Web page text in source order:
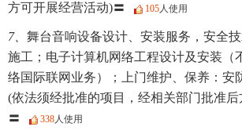
方可开展经营活动)〓
105人使用
7、 舞台音响设备设计、安装服务，安全技
施工；电子计算机网络工程设计及安装（
络国际联网业务）；上门维护、保养：安
(依法须经批准的项目，经相关部门批准
〓
338人使用